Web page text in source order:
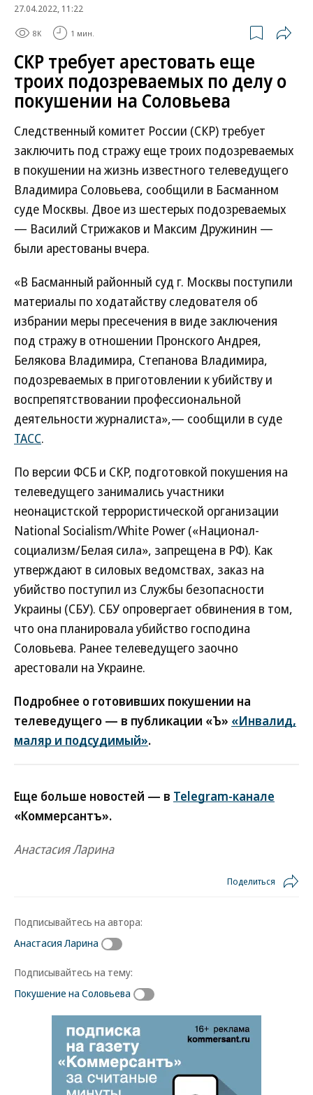
27.04.2022, 11:22
8K 1 мин.
СКР требует арестовать еще
троих подозреваемых по делу о
покушении на Соловьева
Следственный комитет России (СКР) требует
заключить под стражу еще троих подозреваемых
в покушении на жизнь известного телеведущего
Владимира Соловьева, сообщили в Басманном
суде Москвы. Двое из шестерых подозреваемых
— Василий Стрижаков и Максим Дружинин —
были арестованы вчера.
«В Басманный районный суд г. Москвы поступили
материалы по ходатайству следователя об
избрании меры пресечения в виде заключения
под стражу в отношении Пронского Андрея,
Белякова Владимира, Степанова Владимира,
подозреваемых в приготовлении к убийству и
воспрепятствовании профессиональной
деятельности журналиста»,— сообщили в суде
ТАСС.
По версии ФСБ и СКР, подготовкой покушения на
телеведущего занимались участники
неонацистской террористической организации
National Socialism/White Power («Национал-
социализм/Белая сила», запрещена в РФ). Как
утверждают в силовых ведомствах, заказ на
убийство поступил из Службы безопасности
Украины (СБУ). СБУ опровергает обвинения в том,
что она планировала убийство господина
Соловьева. Ранее телеведущего заочно
арестовали на Украине.
Подробнее о готовивших покушении на
телеведущего — в публикации «Ъ» «Инвалид,
маляр и подсудимый».
Еще больше новостей — в Telegram-канале
«Коммерсантъ».
Анастасия Ларина
Поделиться
Подписывайтесь на автора:
Анастасия Ларина
Подписывайтесь на тему:
Покушение на Соловьева